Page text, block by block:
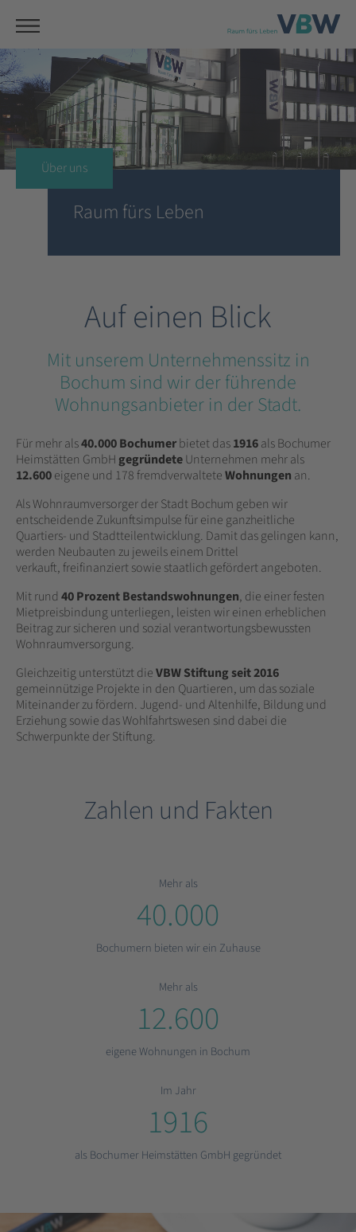
Über uns
Raum fürs Leben
Auf einen Blick
Mit unserem Unternehmenssitz in
Bochum sind wir der führende
Wohnungsanbieter in der Stadt.
Für mehr als40.000 Bochumerbietet das1916als Bochumer
Heimstätten GmbHgegründeteUnternehmen mehr als
12.600eigene und 178 fremdverwalteteWohnungen an.
Als Wohnraumversorger der Stadt Bochum geben wir
entscheidende Zukunftsimpulse für eine ganzheitliche
Quartiers- und Stadtteilentwicklung. Damit das gelingen kann,
werden Neubauten zu jeweils einem Drittel
verkauft, freifinanziert sowie staatlich gefördert angeboten.
Mit rund 40 Prozent Bestandswohnungen, die einer festen
Mietpreisbindung unterliegen, leisten wir einen erheblichen
Beitrag zur sicheren und sozial verantwortungsbewussten
Wohnraumversorgung.
Gleichzeitig unterstützt dieVBW Stiftung seit 2016
gemeinnützige Projekte in den Quartieren, um das soziale
Miteinander zu fördern. Jugend- und Altenhilfe, Bildung und
Erziehung sowie das Wohlfahrtswesen sind dabei die
Schwerpunkte der Stiftung.
Zahlen und Fakten
Mehr als
40.000
Bochumern bieten wir ein Zuhause
Mehr als
12.600
eigene Wohnungen in Bochum
Im Jahr
1916
als Bochumer Heimstätten GmbH gegründet